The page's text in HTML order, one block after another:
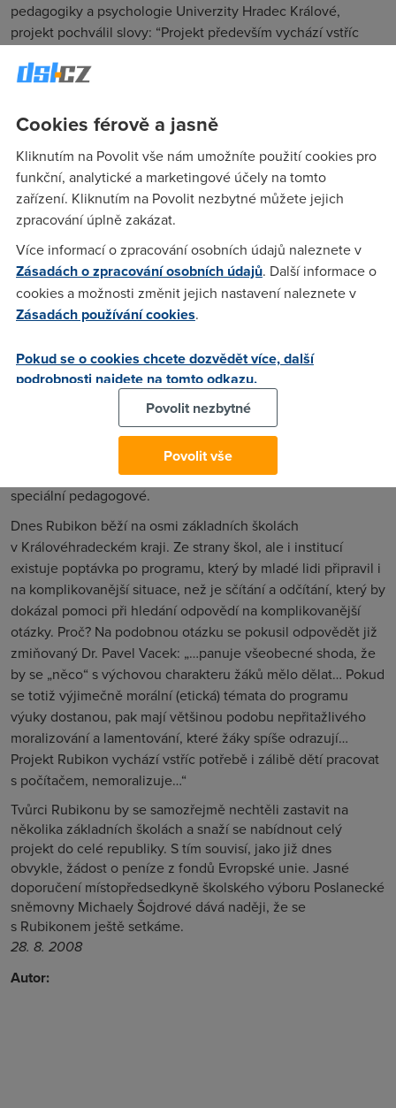
pedagogiky a psychologie Univerzity Hradec Králové,
projekt pochválil slovy: “Projekt především vychází vstříc
nemoralizuje, ale staví před žáky úkoly problémově, dává jim
výstupu z programu do „reality“ třídy, školy, ale i obce apod.
Jeho další velkou předností je, že bude vytvářen za účasti
řady základních škol, které se s velkým zájmem do projektu
přihlásily jako partneři. Tím bude vlastně docházet
k průběžné korekci vytvářených programů, neboť jejich
funkčnost bude neustále ověřována. Garancí serióznosti
projektu je i partnerství Etického fóra ČR.“
Projekt Rubikon nenašel své obdivovatele pouze v oblasti
školství – podpořila jej Krajská hospodářská komora
Královéhradeckého kraje, protože vidí v Rubikonu
zástupců komory dnešní generace mladých lidí, kteří se
později stanou živnostníky a manažery, by měla stavět na
hodnotách, jako jsou kvalitní vzdělání, etický rozměr
podnikání, poctivost, sounáležitost s regionem apod.
Samozřejmě jako jiné ICT projekty i tento stírá rozdíly mezi
zdravými a handicapovanými dětmi, což pozitivně kvitují
speciální pedagogové.
Dnes Rubikon běží na osmi základních školách
v Královéhradeckém kraji. Ze strany škol, ale i institucí
existuje poptávka po programu, který by mladé lidi připravil i
na komplikovanější situace, než je sčítání a odčítání, který by
dokázal pomoci při hledání odpovědí na komplikovanější
otázky. Proč? Na podobnou otázku se pokusil odpovědět již
zmiňovaný Dr. Pavel Vacek: „…panuje všeobecné shoda, že
by se „něco“ s výchovou charakteru žáků mělo dělat… Pokud
se totiž výjimečně morální (etická) témata do programu
výuky dostanou, pak mají většinou podobu nepřitažlivého
moralizování a lamentování, které žáky spíše odrazují…
Projekt Rubikon vychází vstříc potřebě i zálibě dětí pracovat
s počítačem, nemoralizuje…“
Tvůrci Rubikonu by se samozřejmě nechtěli zastavit na
několika základních školách a snaží se nabídnout celý
projekt do celé republiky. S tím souvisí, jako již dnes
obvykle, žádost o peníze z fondů Evropské unie. Jasné
doporučení místopředsedkyně školského výboru Poslanecké
sněmovny Michaely Šojdrové dává naději, že se
s Rubikonem ještě setkáme.
28. 8. 2008
Autor:
Cookies férově a jasně
Kliknutím na Povolit vše nám umožníte použití cookies pro
funkční, analytické a marketingové účely na tomto
zařízení. Kliknutím na Povolit nezbytné můžete jejich
zpracování úplně zakázat.
Více informací o zpracování osobních údajů naleznete v
Zásadách o zpracování osobních údajů. Další informace o
cookies a možnosti změnit jejich nastavení naleznete v
Zásadách používání cookies.
Pokud se o cookies chcete dozvědět více, další
podrobnosti najdete na tomto odkazu.
Povolit nezbytné
Povolit vše